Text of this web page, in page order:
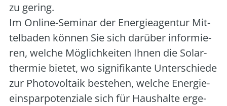
zu gering.
Im Online-Semi­nar der Ener­gie­agen­tur Mit­
tel­ba­den kön­nen Sie sich dar­über infor­mie­
ren, wel­che Mög­lich­kei­ten Ihnen die Solar­
ther­mie bie­tet, wo signi­fi­kan­te Unter­schie­de
zur Pho­to­vol­ta­ik bestehen, wel­che Ener­gie­
ein­spar­po­ten­zia­le sich für Haus­hal­te erge­